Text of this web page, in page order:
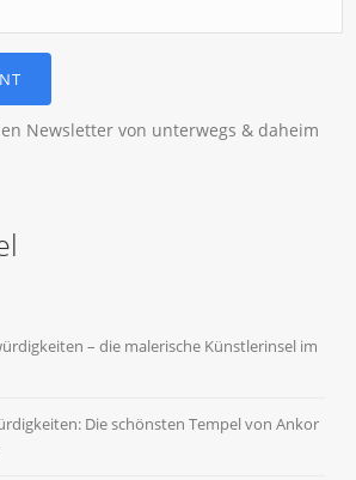
Newsletter von unterwegs & daheim
– die malerische Künstlerinsel im
Die schönsten Tempel von Ankor